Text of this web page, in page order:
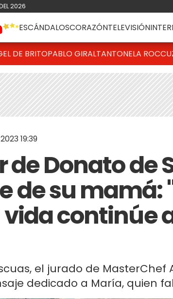
2026
ESCÁNDALOSCORAZÓNTELEVISIÓN
DE BRITOPABLO GIRALTANTONELA
19:39
de Donato de
de su mamá:
continúe
el jurado de
dedicado a María, quien